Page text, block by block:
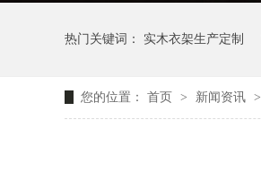
热门关键词： 实木衣架生产定制
您的位置： 首页 > 新闻资讯 >